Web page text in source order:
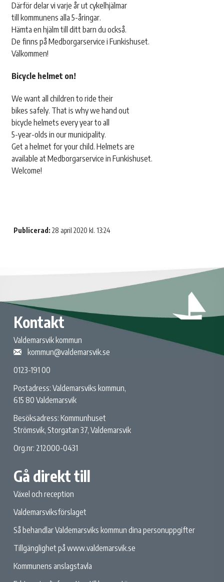
Därför delar vi varje år ut cykelhjälmar
till kommunens alla 5-åringar.
Hämta en hjälm till ditt barn du också.
De finns på Medborgarservice i Funkishuset.
Välkommen!
Bicycle helmet on!
We want all children to ride their
bikes safely. That is why we hand out
bicycle helmets every year to all
5-year-olds in our municipality.
Get a helmet for your child. Helmets are
available at Medborgarservice in Funkishuset.
Welcome!
Publicerad: 28 april 2020 kl. 13:24
Kontakt
Valdemarsvik kommun
kommun@valdemarsvik.se
0123-191 00
Postadress: Valdemarsviks kommun,
615 80 Valdemarsvik
Besöksadress: Kommunhuset
Strömsvik, Storgatan 37, Valdemarsvik
Org.nr: 212000-0431
Gå direkt till
Växel och reception
Valdemarsviksförslaget
Så behandlar Valdemarsviks kommun dina personuppgifter
Tillgänglighet på www.valdemarsvik.se
Kommunens anslagstavla